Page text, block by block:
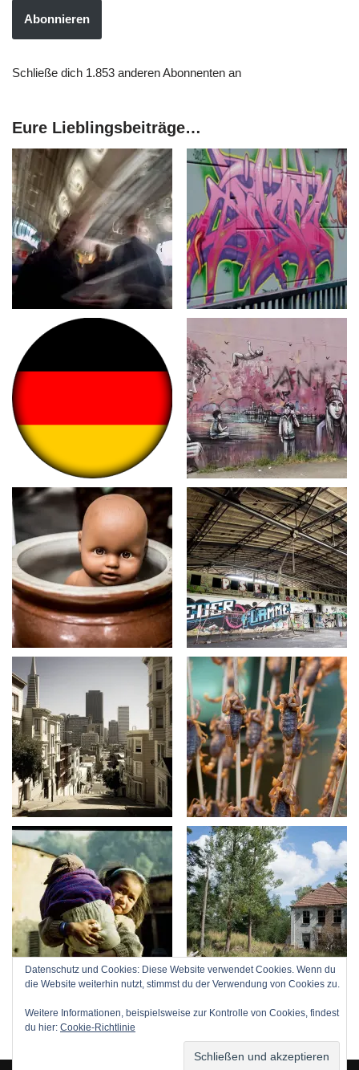
Abonnieren
Schließe dich 1.853 anderen Abonnenten an
Eure Lieblingsbeiträge…
Datenschutz und Cookies: Diese Website verwendet Cookies. Wenn du
die Website weiterhin nutzt, stimmst du der Verwendung von Cookies zu.
Weitere Informationen, beispielsweise zur Kontrolle von Cookies, findest
du hier: Cookie-Richtlinie